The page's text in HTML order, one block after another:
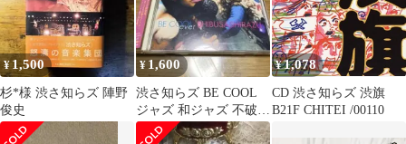
¥1,500
杉*様 渋さ知らズ 陣野
俊史
¥ 1,600
渋さ知らズ BE COOL
ジャズ 和ジャズ 不破大
輔
¥1,078
CD 渋さ知らズ 渋旗
B21F CHITEI /00110